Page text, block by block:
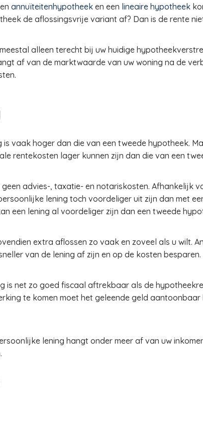
annuïteitenhypotheeken een lineaire hypotheek
de aflossingsvrije variant af? Dan is de rente
alleen terecht bij uw huidige
af van de marktwaarde van uw woning na de
vaak hoger dan die van een tweede hypotheek.
rentekosten lager kunnen zijn dan die van een
advies-, taxatie- en notariskosten. Afhankelijk
lening toch voordeliger uit zijn dan met
een lening al voordeliger zijn dan een tweede
extra aflossen zo vaak en zoveel als u wilt.
van de lening af zijn en op de kosten besparen.
is net zo goed fiscaal aftrekbaar als de
te komen moet het geleende geld
lening hangt onder meer af van uw